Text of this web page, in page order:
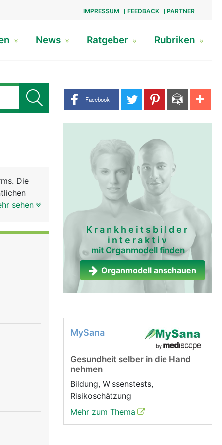
IMPRESSUM FEEDBACK PARTNER
News Ratgeber Rubriken
Share buttons
Facebook
Die
sehen
Krankheitsbilder
interaktiv
mit Organmodell finden
Organmodell anschauen
MySana
Gesundheit selber in die Hand
nehmen
Bildung, Wissenstests,
Risikoschätzung
Mehr zum Thema